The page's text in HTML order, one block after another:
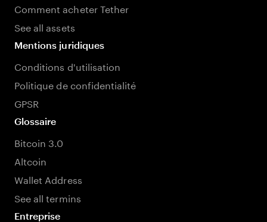
Comment acheter Tether
See all assets
Mentions juridiques
Conditions d'utilisation
Politique de confidentialité
GPSR
Glossaire
Bitcoin 3.0
Altcoin
Wallet Address
See all termins
Entreprise